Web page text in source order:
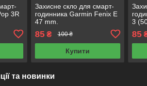
3R
Захисне скло для смарт-
годинника Garmin Fenix E
47 mm.
85₴ 100 ₴
Купити
3
85
та новинки